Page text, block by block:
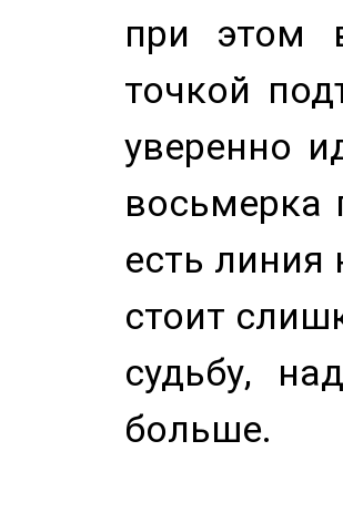
при этом
точкой
уверенно
восьмерка
есть линия
стоит
судьбу,
больше.